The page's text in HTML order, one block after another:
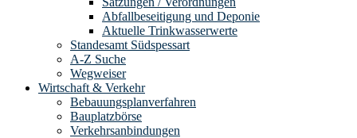
Abfallbeseitigung und Deponie
Aktuelle Trinkwasserwerte
Standesamt Südspessart
A-Z Suche
Wegweiser
Wirtschaft & Verkehr
Bebauungsplanverfahren
Bauplatzbörse
Verkehrsanbindungen